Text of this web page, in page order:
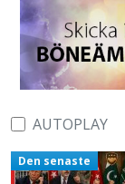
AUTOPLAY
Den senaste